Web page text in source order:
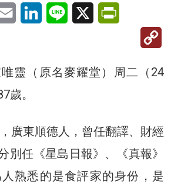
Email LinkedInLine X
靈（原名麥耀堂）周二（24
歲。
廣東順德人，曾任翻譯、財經
別任《星島日報》、《真報》
熟悉的是食評家的身份，是